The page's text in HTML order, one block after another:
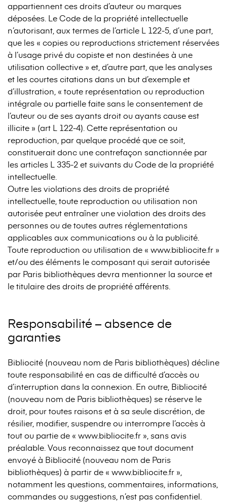
appartiennent ces droits d’auteur ou marques
déposées. Le Code de la propriété intellectuelle
n’autorisant, aux termes de l’article L 122-5, d’une part,
que les « copies ou reproductions strictement réservées
à l’usage privé du copiste et non destinées à une
utilisation collective » et, d’autre part, que les analyses
et les courtes citations dans un but d’exemple et
d’illustration, « toute représentation ou reproduction
intégrale ou partielle faite sans le consentement de
l’auteur ou de ses ayants droit ou ayants cause est
illicite » (art L 122-4). Cette représentation ou
reproduction, par quelque procédé que ce soit,
constituerait donc une contrefaçon sanctionnée par
les articles L 335-2 et suivants du Code de la propriété
intellectuelle.
Outre les violations des droits de propriété
intellectuelle, toute reproduction ou utilisation non
autorisée peut entraîner une violation des droits des
personnes ou de toutes autres réglementations
applicables aux communications ou à la publicité.
Toute reproduction ou utilisation de « www.bibliocite.fr »
et/ou des éléments le composant qui serait autorisée
par Paris bibliothèques devra mentionner la source et
le titulaire des droits de propriété afférents.
Responsabilité – absence de
garanties
Bibliocité (nouveau nom de Paris bibliothèques) décline
toute responsabilité en cas de difficulté d’accès ou
d’interruption dans la connexion. En outre, Bibliocité
(nouveau nom de Paris bibliothèques) se réserve le
droit, pour toutes raisons et à sa seule discrétion, de
résilier, modifier, suspendre ou interrompre l’accès à
tout ou partie de « www.bibliocite.fr », sans avis
préalable. Vous reconnaissez que tout document
envoyé à Bibliocité (nouveau nom de Paris
bibliothèques) à partir de « www.bibliocite.fr »,
notamment les questions, commentaires, informations,
commandes ou suggestions, n’est pas confidentiel.